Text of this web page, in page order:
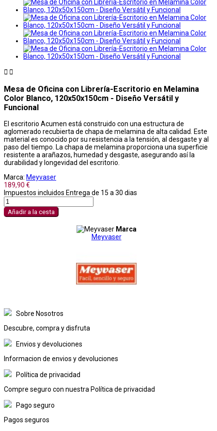
 
Mesa de Oficina con Librería-Escritorio en Melamina
Color Blanco, 120x50x150cm - Diseño Versátil y
Funcional
El escritorio Acumen está construido con una estructura de
aglomerado recubierta de chapa de melamina de alta calidad. Este
material es conocido por su resistencia a la tensión, al desgaste y al
paso del tiempo. La chapa de melamina proporciona una superficie
resistente a arañazos, humedad y desgaste, asegurando así la
durabilidad y longevidad del escritorio.
Marca: Meyvaser
189,90 €
Impuestos incluidos Entrega de 15 a 30 dias
Añadir a la cesta
Marca
Meyvaser
Sobre Nosotros
Descubre, compra y disfruta
Envios y devoluciones
Informacion de envios y devoluciones
Política de privacidad
Compre seguro con nuestra Política de privacidad
Pago seguro
Pagos seguros